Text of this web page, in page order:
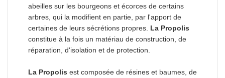
abeilles sur les bourgeons et écorces de certains
arbres, qui la modifient en partie, par l'apport de
certaines de leurs sécrétions propres. La Propolis
constitue à la fois un matériau de construction, de
réparation, d'isolation et de protection.
La Propolis est composée de résines et baumes, de